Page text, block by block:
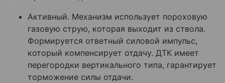
Активный. Механизм использует пороховую
газовую струю, которая выходит из ствола.
Формируется ответный силовой импульс,
который компенсирует отдачу. ДТК имеет
перегородки вертикального типа, гарантирует
торможение силы отдачи.